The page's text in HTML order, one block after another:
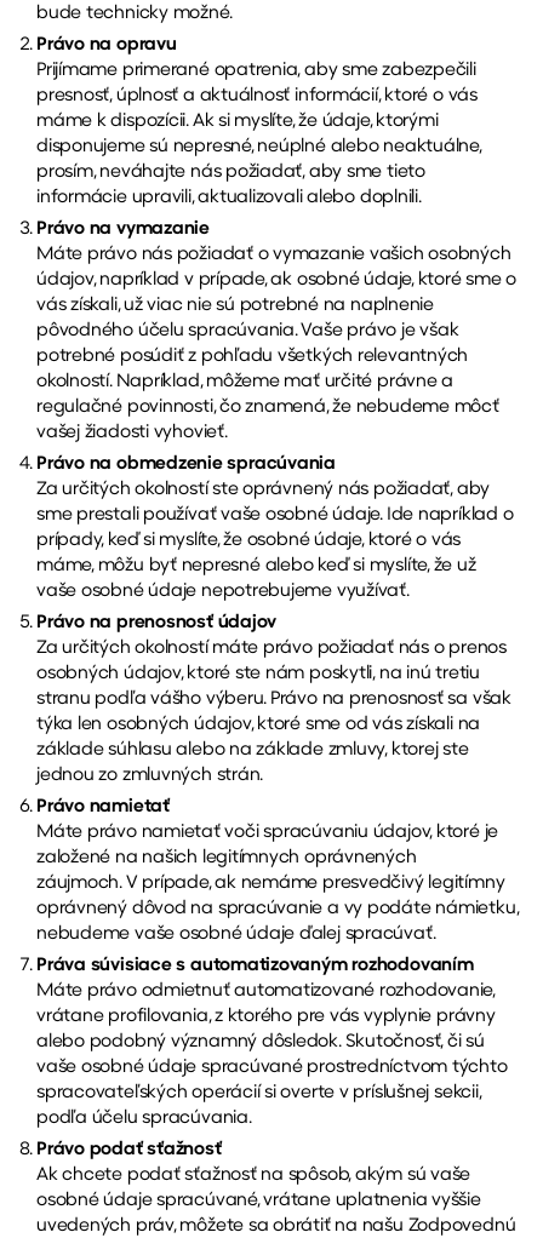
bude technicky možné.
Právo na opravu
Prijímame primerané opatrenia, aby sme zabezpečili
presnosť, úplnosť a aktuálnosť informácií, ktoré o vás
máme k dispozícii. Ak si myslíte, že údaje, ktorými
disponujeme sú nepresné, neúplné alebo neaktuálne,
prosím, neváhajte nás požiadať, aby sme tieto
informácie upravili, aktualizovali alebo doplnili.
Právo na vymazanie
Máte právo nás požiadať o vymazanie vašich osobných
údajov, napríklad v prípade, ak osobné údaje, ktoré sme o
vás získali, už viac nie sú potrebné na naplnenie
pôvodného účelu spracúvania. Vaše právo je však
potrebné posúdiť z pohľadu všetkých relevantných
okolností. Napríklad, môžeme mať určité právne a
regulačné povinnosti, čo znamená, že nebudeme môcť
vašej žiadosti vyhovieť.
Právo na obmedzenie spracúvania
Za určitých okolností ste oprávnený nás požiadať, aby
sme prestali používať vaše osobné údaje. Ide napríklad o
prípady, keď si myslíte, že osobné údaje, ktoré o vás
máme, môžu byť nepresné alebo keď si myslíte, že už
vaše osobné údaje nepotrebujeme využívať.
Právo na prenosnosť údajov
Za určitých okolností máte právo požiadať nás o prenos
osobných údajov, ktoré ste nám poskytli, na inú tretiu
stranu podľa vášho výberu. Právo na prenosnosť sa však
týka len osobných údajov, ktoré sme od vás získali na
základe súhlasu alebo na základe zmluvy, ktorej ste
jednou zo zmluvných strán.
Právo namietať
Máte právo namietať voči spracúvaniu údajov, ktoré je
založené na našich legitímnych oprávnených
záujmoch. V prípade, ak nemáme presvedčivý legitímny
oprávnený dôvod na spracúvanie a vy podáte námietku,
nebudeme vaše osobné údaje ďalej spracúvať.
Práva súvisiace s automatizovaným rozhodovaním
Máte právo odmietnuť automatizované rozhodovanie,
vrátane profilovania, z ktorého pre vás vyplynie právny
alebo podobný významný dôsledok. Skutočnosť, či sú
vaše osobné údaje spracúvané prostredníctvom týchto
spracovateľských operácií si overte v príslušnej sekcii,
podľa účelu spracúvania.
Právo podať sťažnosť
Ak chcete podať sťažnosť na spôsob, akým sú vaše
osobné údaje spracúvané, vrátane uplatnenia vyššie
uvedených práv, môžete sa obrátiť na našu Zodpovednú